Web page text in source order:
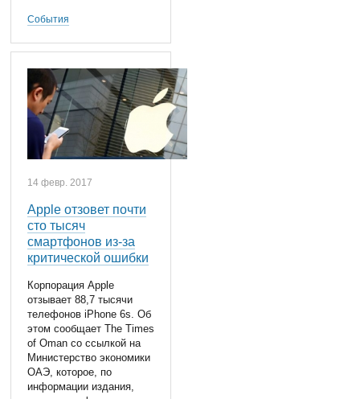
События
14 февр. 2017
Apple отзовет почти
сто тысяч
смартфонов из-за
критической ошибки
Корпорация Apple
отзывает 88,7 тысячи
телефонов iPhone 6s. Об
этом сообщает The Times
of Oman со ссылкой на
Министерство экономики
ОАЭ, которое, по
информации издания,